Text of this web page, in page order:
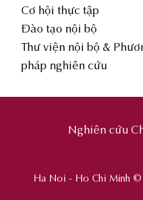
Cơ hội thực tập
Đào tạo nội bộ
Thư viện nội bộ &
pháp nghiên cứu
Nghiên cứu
Ha Noi - Ho Chi Minh ©